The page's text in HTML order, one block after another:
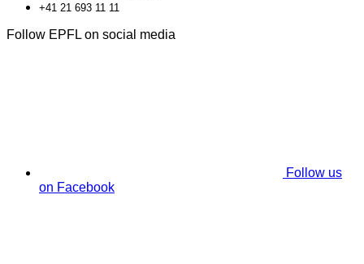
+41 21 693 11 11
Follow EPFL on social media
Follow us
on Facebook